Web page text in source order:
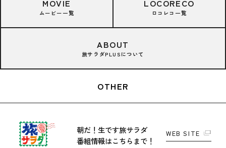
MOVIE
ムービー一覧
LOCORECO
ロコレコ一覧
ABOUT
旅サラダPLUSについて
OTHER
朝だ！生です旅サラダ
番組情報はこちらまで！
WEB SITE